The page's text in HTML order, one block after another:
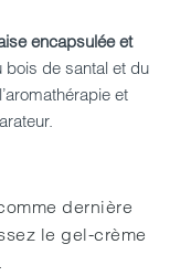
encapsulée et
de santal et du
et
dernière
le gel-crème